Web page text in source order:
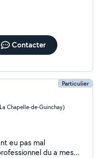
Contacter
Particulier
Chapelle-de-Guinchay)
eu pas mal
du a mes